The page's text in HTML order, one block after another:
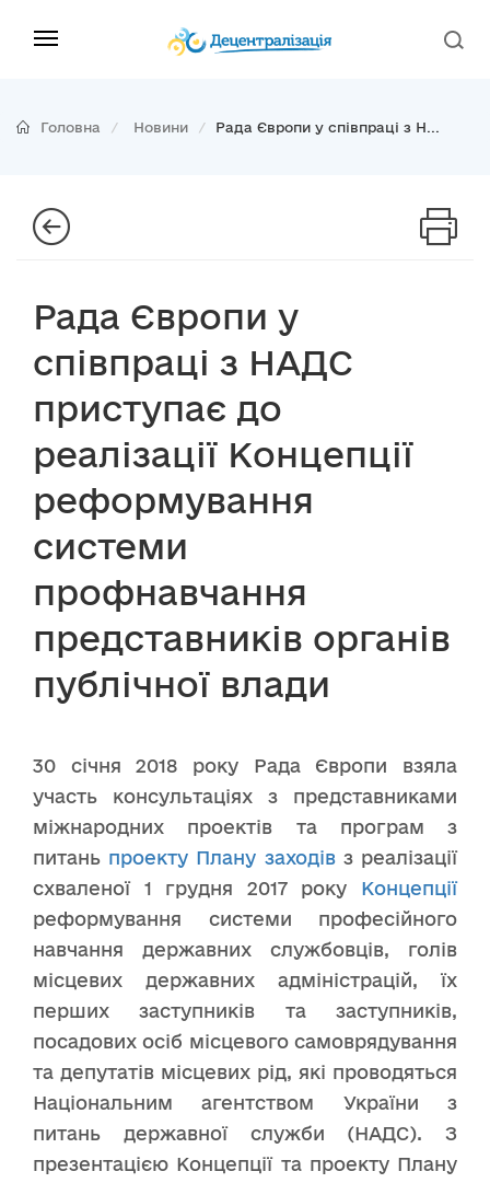
Головна Новини Рада Європи у співпраці з Н...
Рада Європи у
співпраці з НАДС
приступає до
реалізації Концепції
реформування
системи
профнавчання
представників органів
публічної влади
30 січня 2018 року Рада Європи взяла
участь консультаціях з представниками
міжнародних проектів та програм з
питань проекту Плану заходівз реалізації
схваленої 1 грудня 2017 року Концепції
реформування системи професійного
навчання державних службовців, голів
місцевих державних адміністрацій, їх
перших заступників та заступників,
посадових осіб місцевого самоврядування
та депутатів місцевих рід, які проводяться
Національним агентством України з
питань державної служби (НАДС). З
презентацією Концепції та проекту Плану